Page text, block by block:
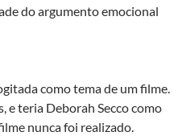
do argumento emocional
como tema de um filme.
e teria Deborah Secco como
nunca foi realizado.